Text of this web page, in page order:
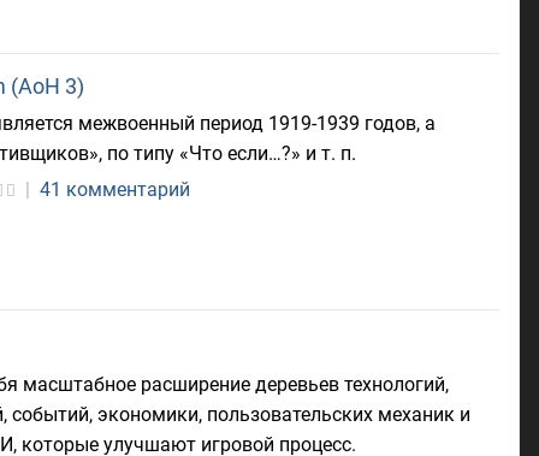
(AoH 3)
межвоенный период 1919-1939 годов, а
по типу «Что если…?» и т. п.
| 41 комментарий
масштабное расширение деревьев технологий,
событий, экономики, пользовательских механик и
которые улучшают игровой процесс.